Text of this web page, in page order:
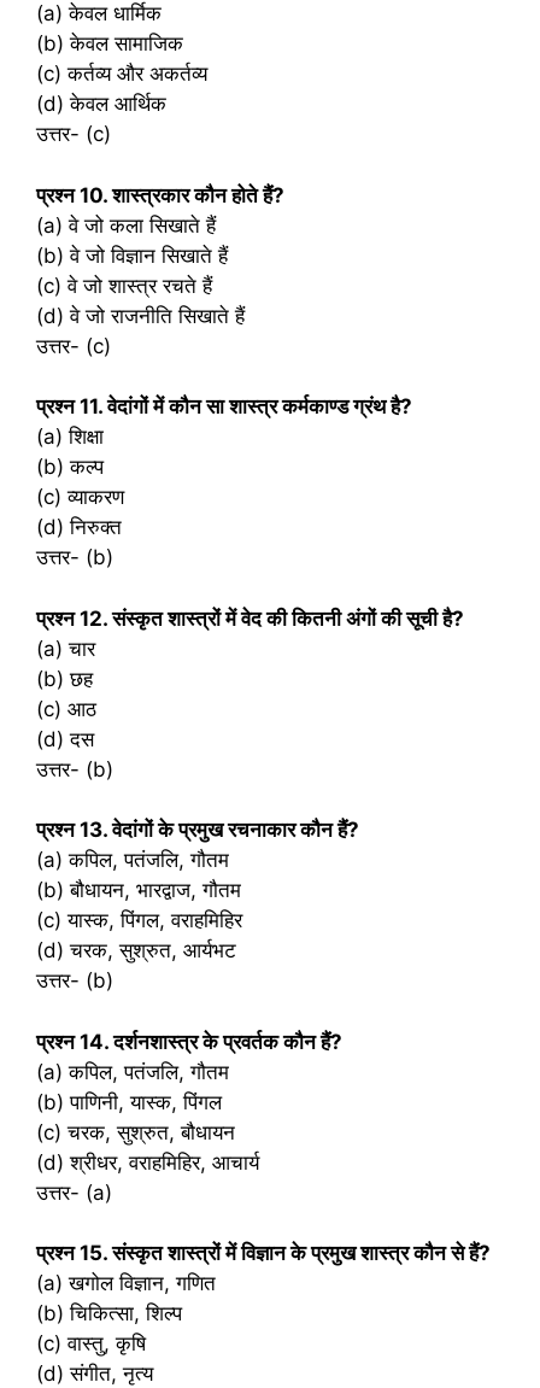
(a) केवल धार्मिक
(b) केवल सामाजिक
(c) कर्तव्य और अकर्तव्य
(d) केवल आर्थिक
उत्तर- (c)
प्रश्‍न 10. शास्त्रकार कौन होते हैं?
(a) वे जो कला सिखाते हैं
(b) वे जो विज्ञान सिखाते हैं
(c) वे जो शास्त्र रचते हैं
(d) वे जो राजनीति सिखाते हैं
उत्तर- (c)
प्रश्‍न 11. वेदांगों में कौन सा शास्त्र कर्मकाण्ड ग्रंथ है?
(a) शिक्षा
(b) कल्प
(c) व्याकरण
(d) निरुक्त
उत्तर- (b)
प्रश्‍न 12. संस्कृत शास्त्रों में वेद की कितनी अंगों की सूची है?
(a) चार
(b) छह
(c) आठ
(d) दस
उत्तर- (b)
प्रश्‍न 13. वेदांगों के प्रमुख रचनाकार कौन हैं?
(a) कपिल, पतंजलि, गौतम
(b) बौधायन, भारद्वाज, गौतम
(c) यास्क, पिंगल, वराहमिहिर
(d) चरक, सुश्रुत, आर्यभट
उत्तर- (b)
प्रश्‍न 14. दर्शनशास्त्र के प्रवर्तक कौन हैं?
(a) कपिल, पतंजलि, गौतम
(b) पाणिनी, यास्क, पिंगल
(c) चरक, सुश्रुत, बौधायन
(d) श्रीधर, वराहमिहिर, आचार्य
उत्तर- (a)
प्रश्‍न 15. संस्कृत शास्त्रों में विज्ञान के प्रमुख शास्त्र कौन से हैं?
(a) खगोल विज्ञान, गणित
(b) चिकित्सा, शिल्प
(c) वास्तु, कृषि
(d) संगीत, नृत्य